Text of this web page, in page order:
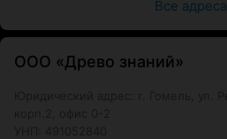
Все адреса
ООО «Древо знаний»